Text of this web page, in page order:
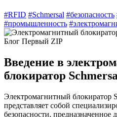
#RFID #Schmersal #безопасность
#промышленность
Введение в
блокиратор
Электромагнитный блокиратор
представляет собой
безопасности,